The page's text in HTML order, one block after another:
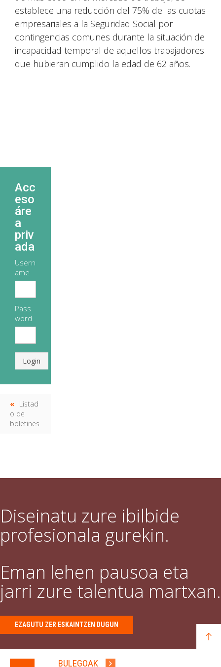
establece una reducción del 75% de las cuotas
empresariales a la Seguridad Social por
contingencias comunes durante la situación de
incapacidad temporal de aquellos trabajadores
que hubieran cumplido la edad de 62 años.
Acc
eso
áre
a
priv
ada
Usern
ame
Pass
word
Login
Listad
o de
boletines
Diseinatu zure ibilbide
profesionala gurekin.
Eman lehen pausoa eta
jarri zure talentua martxan.
EZAGUTU ZER ESKAINTZEN DUGUN
BULEGOAK